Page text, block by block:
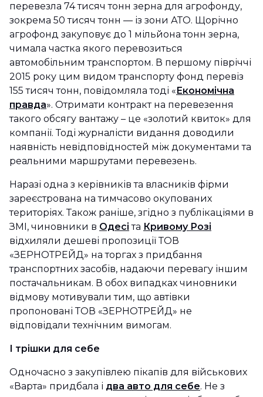
перевезла 74 тисяч тонн зерна для агрофонду,
зокрема 50 тисяч тонн — із зони АТО. Щорічно
агрофонд закуповує до 1 мільйона тонн зерна,
чимала частка якого перевозиться
автомобільним транспортом. В першому півріччі
2015 року цим видом транспорту фонд перевіз
155 тисяч тонн, повідомляла тоді «Економічна
правда». Отримати контракт на перевезення
такого обсягу вантажу – це «золотий квиток» для
компанії. Тоді журналісти видання доводили
наявність невідповідностей між документами та
реальними маршрутами перевезень.
Наразі одна з керівників та власників фірми
зареєстрована на тимчасово окупованих
територіях. Також раніше, згідно з публікаціями в
ЗМІ, чиновники в Одесі та Кривому Розі
відхиляли дешеві пропозиції ТОВ
«ЗЕРНОТРЕЙД» на торгах з придбання
транспортних засобів, надаючи перевагу іншим
постачальникам. В обох випадках чиновники
відмову мотивували тим, що автівки
пропоновані ТОВ «ЗЕРНОТРЕЙД» не
відповідали технічним вимогам.
І трішки для себе
Одночасно з закупівлею пікапів для військових
«Варта» придбала і два авто для себе. Не з